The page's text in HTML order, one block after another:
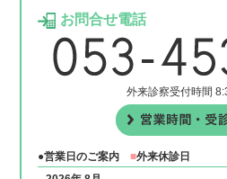
お問合せ電話
外来診察受付時間
●営業日のご案内■外来休診日